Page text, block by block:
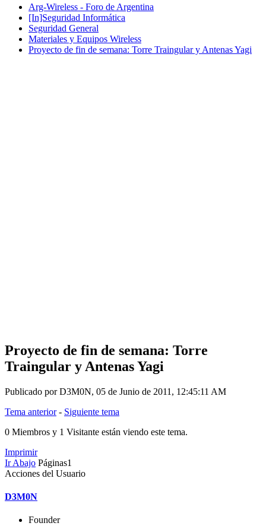
Arg-Wireless - Foro de Argentina
[In]Seguridad Informática
Seguridad General
Materiales y Equipos Wireless
Proyecto de fin de semana: Torre Traingular y Antenas Yagi
Proyecto de fin de semana: Torre
Traingular y Antenas Yagi
Publicado por D3M0N, 05 de Junio de 2011, 12:45:11 AM
Tema anterior- Siguiente tema
0 Miembros y 1 Visitante están viendo este tema.
Imprimir
Ir Abajo Páginas1
Acciones del Usuario
D3M0N
Founder